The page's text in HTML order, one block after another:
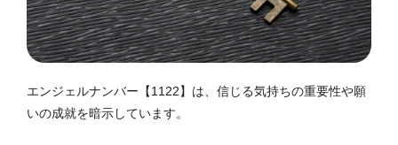
エンジェルナンバー【1122】は、信じる気持ちの重要性や願
いの成就を暗示しています。